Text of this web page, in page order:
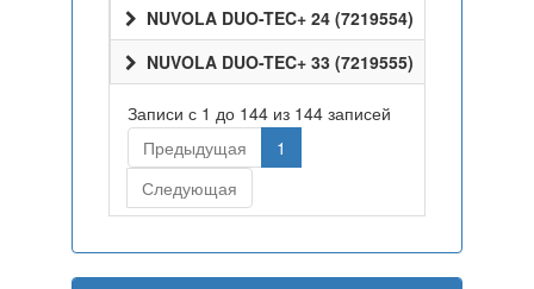
NUVOLA DUO-TEC+ 24 (7219554)
NUVOLA DUO-TEC+ 33 (7219555)
Записи с 1 до 144 из 144 записей
Предыдущая
1
Следующая